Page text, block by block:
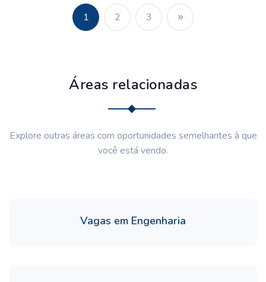
1 2 3
Áreas relacionadas
Explore outras áreas com oportunidades semelhantes à que
você está vendo.
Vagas em Engenharia